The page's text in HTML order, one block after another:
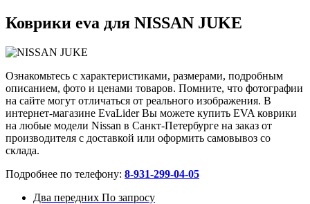
Коврики eva для NISSAN JUKE
Ознакомьтесь с характеристиками, размерами, подробным
описанием, фото и ценами товаров. Помните, что фотографии
на сайте могут отличаться от реального изображения. В
интернет-магазине EvaLider Вы можете купить EVA коврики
на любые модели Nissan в Санкт-Петербурге на заказ от
производителя с доставкой или оформить самовывоз со
склада.
Подробнее по телефону: 8-931-299-04-05
Два передних По запросу